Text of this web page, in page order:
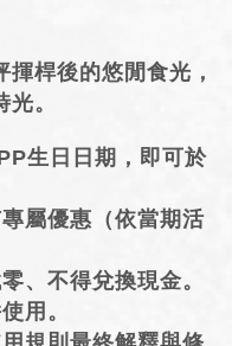
桿後的悠閒食光，
。
生日日期，即可於
屬優惠（依當期活
、不得兌換現金。
用。